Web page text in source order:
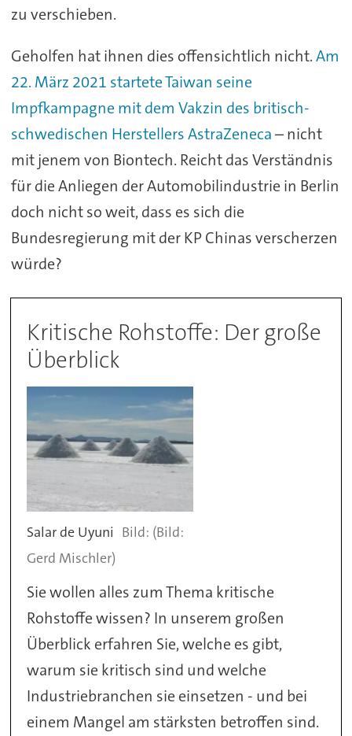
zu verschieben.
Geholfen hat ihnen dies offensichtlich nicht.Am
22. März 2021 startete Taiwan seine
Impfkampagne mit dem Vakzin des britisch-
schwedischen Herstellers AstraZeneca– nicht
mit jenem von Biontech. Reicht das Verständnis
für die Anliegen der Automobilindustrie in Berlin
doch nicht so weit, dass es sich die
Bundesregierung mit der KP Chinas verscherzen
würde?
Kritische Rohstoffe: Der große
Überblick
Salar de Uyuni
(Bild:
Gerd Mischler)
Sie wollen alles zum Thema kritische
Rohstoffe wissen? In unserem großen
Überblick erfahren Sie, welche es gibt,
warum sie kritisch sind und welche
Industriebranchen sie einsetzen - und bei
einem Mangel am stärksten betroffen sind.